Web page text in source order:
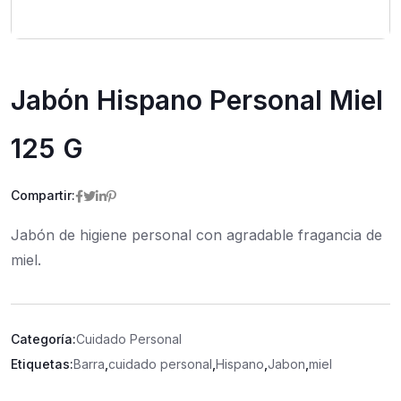
Jabón Hispano Personal Miel
125 G
Compartir:
Jabón de higiene personal con agradable fragancia de
miel.
Categoría:Cuidado Personal
Etiquetas:Barra cuidado personal Hispano Jabon miel